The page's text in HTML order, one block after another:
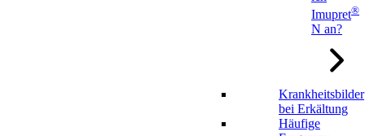
Imupret®
N an?
Krankheitsbilder
bei Erkältung
Häufige